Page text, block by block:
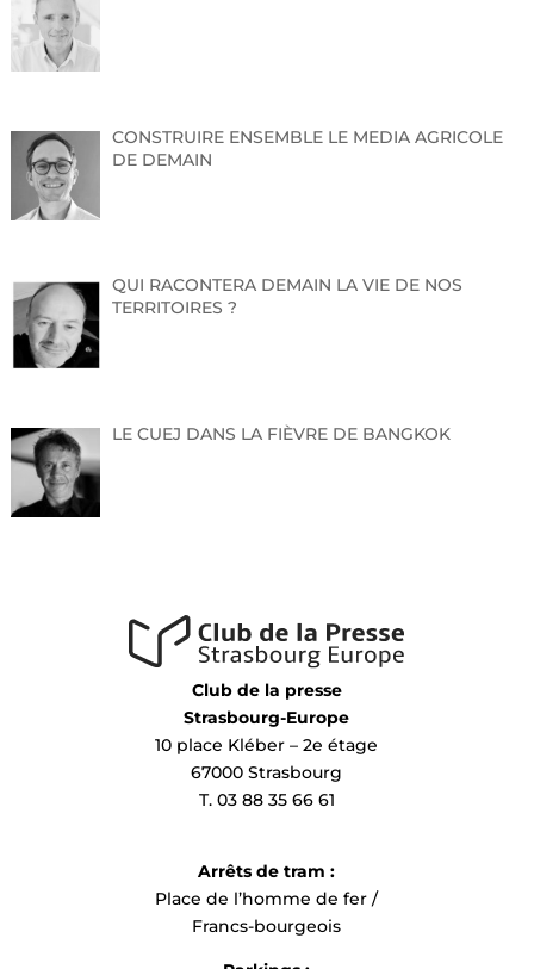
CONSTRUIRE ENSEMBLE LE MEDIA AGRICOLE
DE DEMAIN
QUI RACONTERA DEMAIN LA VIE DE NOS
TERRITOIRES ?
LE CUEJ DANS LA FIÈVRE DE BANGKOK
Club de la presse
Strasbourg-Europe
10 place Kléber – 2e étage
67000 Strasbourg
T. 03 88 35 66 61
Arrêts de tram :
Place de l’homme de fer /
Francs-bourgeois